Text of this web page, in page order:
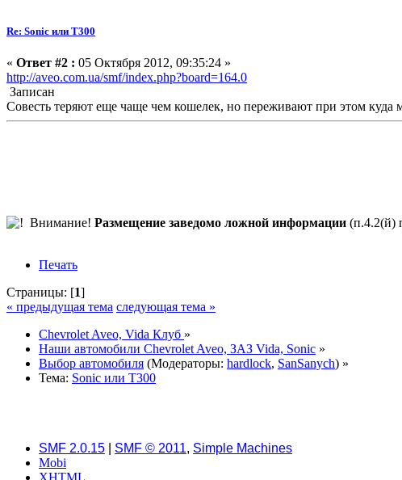
Re: Sonic или Т300
« Ответ #2 : 05 Октября 2012, 09:35:24 »
http://aveo.com.ua/smf/index.php?board=164.0
Записан
Совесть теряют еще чаще чем кошелек, но переживают при этом куда
Внимание! Размещение заведомо ложной информации (п.4.2(й)
Печать
Страницы: [1]
« предыдущая тема следующая тема »
Chevrolet Aveo, Vida Клуб »
Наши автомобили Chevrolet Aveo, ЗАЗ Vida, Sonic »
Выбор автомобиля (Модераторы: hardlock, SanSanych) »
Тема: Sonic или Т300
SMF 2.0.15 SMF © 2011, Simple Machines
Mobi
XHTML